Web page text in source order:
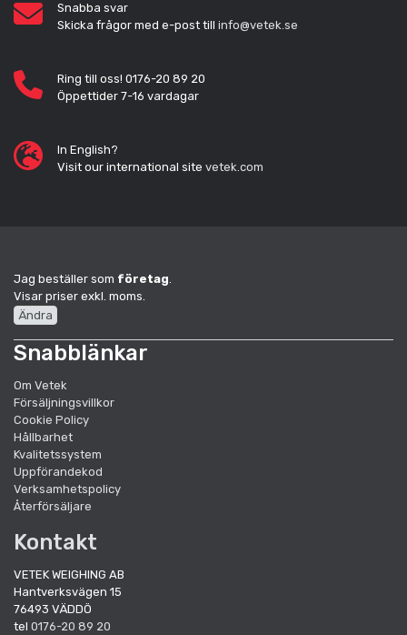
Snabba svar
Skicka frågor med e-post till info@vetek.se
Ring till oss! 0176-20 89 20
Öppettider 7-16 vardagar
In English?
Visit our international site vetek.com
Jag beställer som företag.
Visar priser exkl. moms.
Ändra
Snabblänkar
Om Vetek
Försäljningsvillkor
Cookie Policy
Hållbarhet
Kvalitetssystem
Uppförandekod
Verksamhetspolicy
Återförsäljare
Kontakt
VETEK WEIGHING AB
Hantverksvägen 15
76493 VÄDDÖ
tel 0176-20 89 20